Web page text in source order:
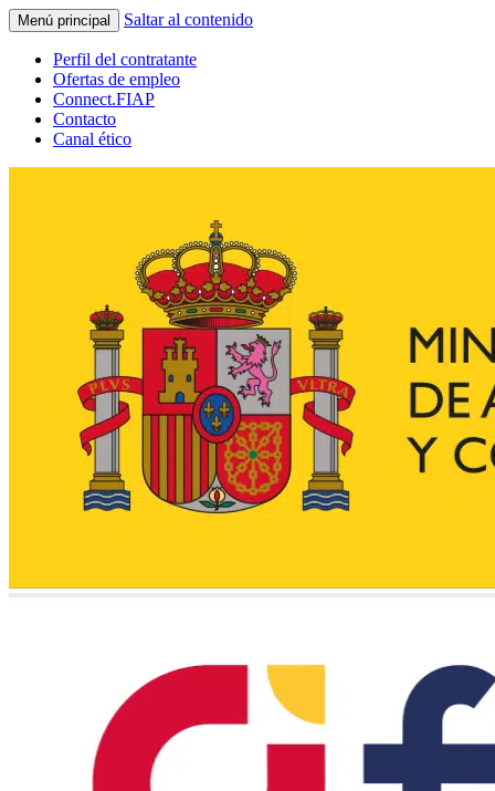
Menú principal Saltar al contenido
Perfil del contratante
Ofertas de empleo
Connect.FIAP
Contacto
Canal ético